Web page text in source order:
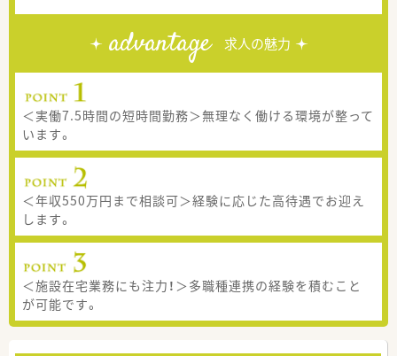
advantage 求人の魅力
＜実働7.5時間の短時間勤務＞無理なく働ける環境が整って
います。
＜年収550万円まで相談可＞経験に応じた高待遇でお迎え
します。
＜施設在宅業務にも注力！＞多職種連携の経験を積むこと
が可能です。